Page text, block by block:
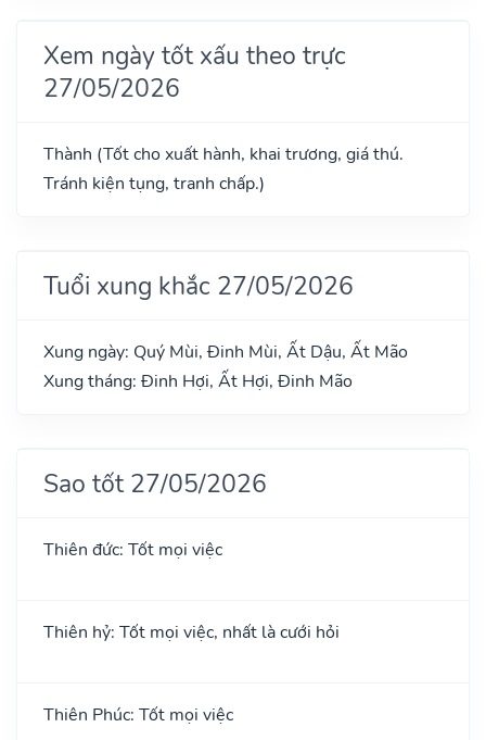
Xem ngày tốt xấu theo trực
27/05/2026
Thành (Tốt cho xuất hành, khai trương, giá thú.
Tránh kiện tụng, tranh chấp.)
Tuổi xung khắc 27/05/2026
Xung ngày: Quý Mùi, Đinh Mùi, Ất Dậu, Ất Mão
Xung tháng: Đinh Hợi, Ất Hợi, Đinh Mão
Sao tốt 27/05/2026
Thiên đức: Tốt mọi việc
Thiên hỷ: Tốt mọi việc, nhất là cưới hỏi
Thiên Phúc: Tốt mọi việc